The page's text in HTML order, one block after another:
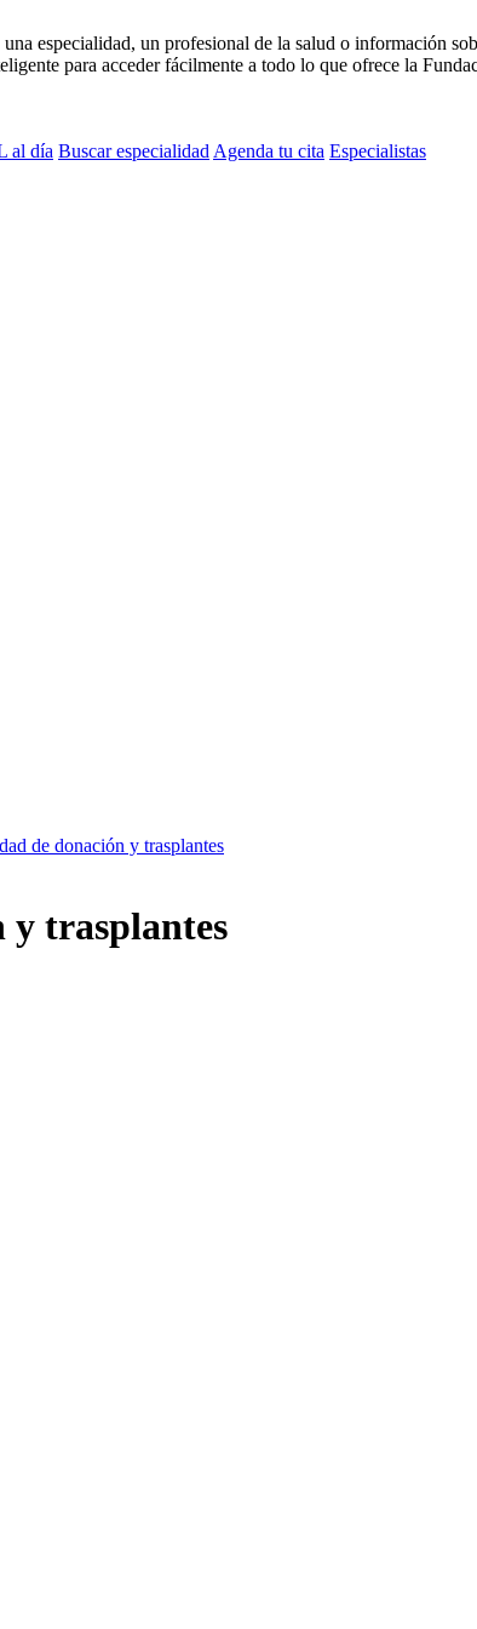
especialidad, un profesional de la salud o información
para acceder fácilmente a todo lo que ofrece la
al día Buscar especialidad Agenda tu cita Especialistas
de donación y trasplantes
y trasplantes